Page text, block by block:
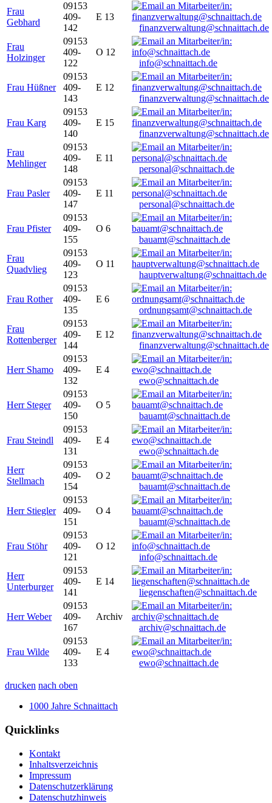
Frau
Gebhard
09153
409-
142
E 13
finanzverwaltung@schnaittach.de
Frau
Holzinger
09153
409-
122
O 12
info@schnaittach.de
Frau Hüßner
09153
409-
143
E 12
finanzverwaltung@schnaittach.de
Frau Karg
09153
409-
140
E 15
finanzverwaltung@schnaittach.de
Frau
Mehlinger
09153
409-
148
E 11
personal@schnaittach.de
Frau Pasler
09153
409-
147
E 11
personal@schnaittach.de
Frau Pfister
09153
409-
155
O 6
bauamt@schnaittach.de
Frau
Quadvlieg
09153
409-
123
O 11
hauptverwaltung@schnaittach.de
Frau Rother
09153
409-
135
E 6
ordnungsamt@schnaittach.de
Frau
Rottenberger
09153
409-
144
E 12
finanzverwaltung@schnaittach.de
Herr Shamo
09153
409-
132
E 4
ewo@schnaittach.de
Herr Steger
09153
409-
150
O 5
bauamt@schnaittach.de
Frau Steindl
09153
409-
131
E 4
ewo@schnaittach.de
Herr
Stellmach
09153
409-
154
O 2
bauamt@schnaittach.de
Herr Stiegler
09153
409-
151
O 4
bauamt@schnaittach.de
Frau Stöhr
09153
409-
121
O 12
info@schnaittach.de
Herr
Unterburger
09153
409-
141
E 14
liegenschaften@schnaittach.de
Herr Weber
09153
409-
167
Archiv
archiv@schnaittach.de
Frau Wilde
09153
409-
133
E 4
ewo@schnaittach.de
drucken nach oben
1000 Jahre Schnaittach
Quicklinks
Kontakt
Inhaltsverzeichnis
Impressum
Datenschutzerklärung
Datenschutzhinweis